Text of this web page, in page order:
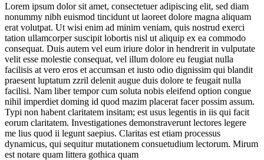
Lorem ipsum dolor sit amet, consectetuer adipiscing elit, sed diam
nonummy nibh euismod tincidunt ut laoreet dolore magna aliquam
erat volutpat. Ut wisi enim ad minim veniam, quis nostrud exerci
tation ullamcorper suscipit lobortis nisl ut aliquip ex ea commodo
consequat. Duis autem vel eum iriure dolor in hendrerit in vulputate
velit esse molestie consequat, vel illum dolore eu feugiat nulla
facilisis at vero eros et accumsan et iusto odio dignissim qui blandit
praesent luptatum zzril delenit augue duis dolore te feugait nulla
facilisi. Nam liber tempor cum soluta nobis eleifend option congue
nihil imperdiet doming id quod mazim placerat facer possim assum.
Typi non habent claritatem insitam; est usus legentis in iis qui facit
eorum claritatem. Investigationes demonstraverunt lectores legere
me lius quod ii legunt saepius. Claritas est etiam processus
dynamicus, qui sequitur mutationem consuetudium lectorum. Mirum
est notare quam littera gothica quam